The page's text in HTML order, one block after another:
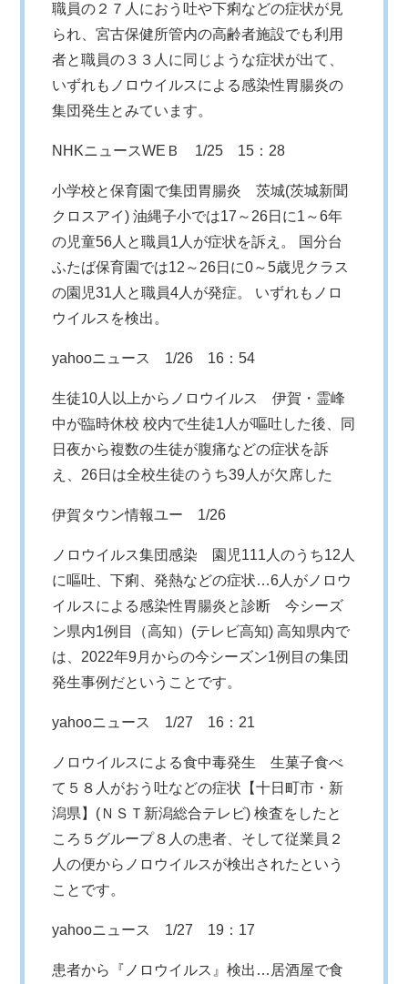
職員の２７人におう吐や下痢などの症状が見
られ、宮古保健所管内の高齢者施設でも利用
者と職員の３３人に同じような症状が出て、
いずれもノロウイルスによる感染性胃腸炎の
集団発生とみています。
NHKニュースWEＢ 1/25 15：28
小学校と保育園で集団胃腸炎 茨城(茨城新聞
クロスアイ) 油縄子小では17～26日に1～6年
の児童56人と職員1人が症状を訴え。 国分台
ふたば保育園では12～26日に0～5歳児クラス
の園児31人と職員4人が発症。 いずれもノロ
ウイルスを検出。
yahooニュース 1/26 16：54
生徒10人以上からノロウイルス 伊賀・霊峰
中が臨時休校 校内で生徒1人が嘔吐した後、同
日夜から複数の生徒が腹痛などの症状を訴
え、26日は全校生徒のうち39人が欠席した
伊賀タウン情報ユー 1/26
ノロウイルス集団感染 園児111人のうち12人
に嘔吐、下痢、発熱などの症状…6人がノロウ
イルスによる感染性胃腸炎と診断 今シーズ
ン県内1例目（高知）(テレビ高知) 高知県内で
は、2022年9月からの今シーズン1例目の集団
発生事例だということです。
yahooニュース 1/27 16：21
ノロウイルスによる食中毒発生 生菓子食べ
て５８人がおう吐などの症状【十日町市・新
潟県】(ＮＳＴ新潟総合テレビ) 検査をしたと
ころ５グループ８人の患者、そして従業員２
人の便からノロウイルスが検出されたという
ことです。
yahooニュース 1/27 19：17
患者から『ノロウイルス』検出…居酒屋で食